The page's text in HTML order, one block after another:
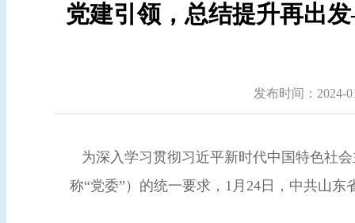
党建引领，总结提升再出
发布时间：2024-
为深入学习贯彻习近平新时代中国特色社
称“党委”）的统一要求，1月24日，中共山